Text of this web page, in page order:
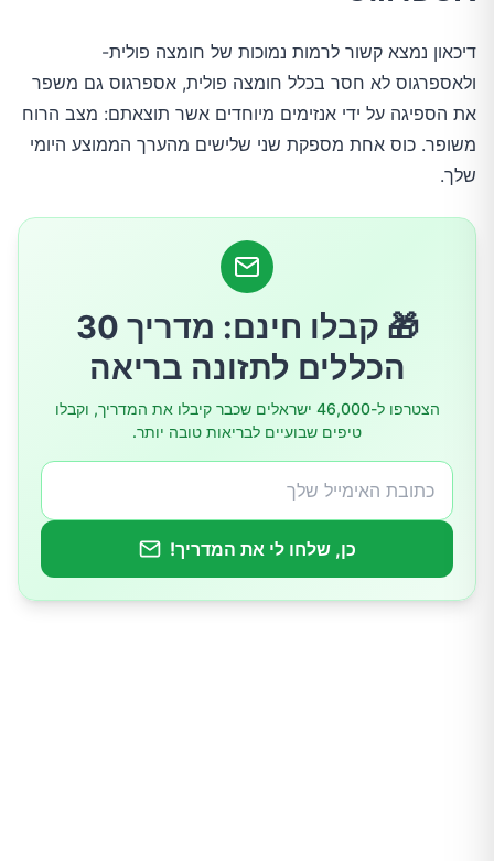
דג סלמון
תרד
בשר הודו
דיכאון נמצא קשור לרמות נמוכות של חומצה פולית-
ולאספרגוס לא חסר בכלל חומצה פולית, אספרגוס גם משפר
את הספיגה על ידי אנזימים מיוחדים אשר תוצאתם: מצב הרוח
משופר. כוס אחת מספקת שני שלישים מהערך הממוצע היומי
שלך.
🎁 קבלו חינם: מדריך 30
הכללים לתזונה בריאה
הצטרפו ל-46,000 ישראלים שכבר קיבלו את המדריך, וקבלו
טיפים שבועיים לבריאות טובה יותר.
כן, שלחו לי את המדריך!